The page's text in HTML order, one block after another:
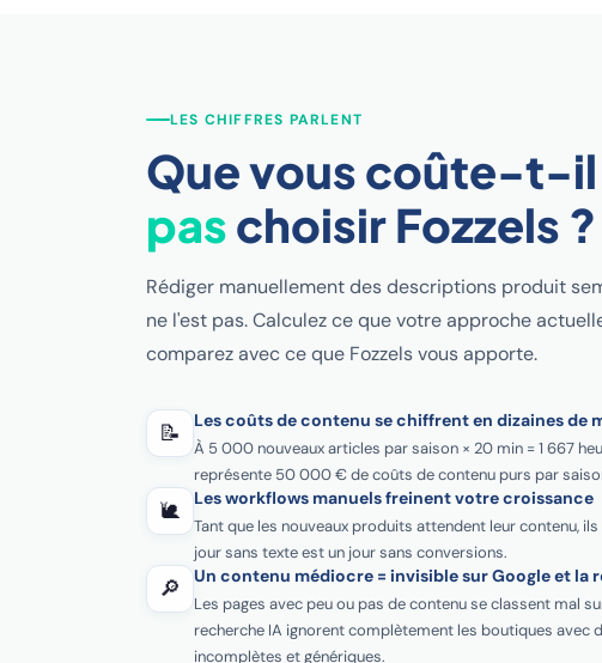
LES CHIFFRES PARLENT
Que vous coûte-t-il
paschoisir Fozzels ?
Rédiger manuellement des descriptions produit
ne l'est pas. Calculez ce que votre approche
comparez avec ce que Fozzels vous apporte.
📝 Les coûts de contenu se chiffrent en dizaines de
À 5 000 nouveaux articles par saison × 20 min = 1 667
représente 50 000 € de coûts de contenu purs par
🐌 Les workflows manuels freinent votre croissance
Tant que les nouveaux produits attendent leur contenu,
jour sans texte est un jour sans conversions.
🔎 Un contenu médiocre = invisible sur Google et la
Les pages avec peu ou pas de contenu se classent mal
recherche IA ignorent complètement les boutiques avec
incomplètes et génériques.